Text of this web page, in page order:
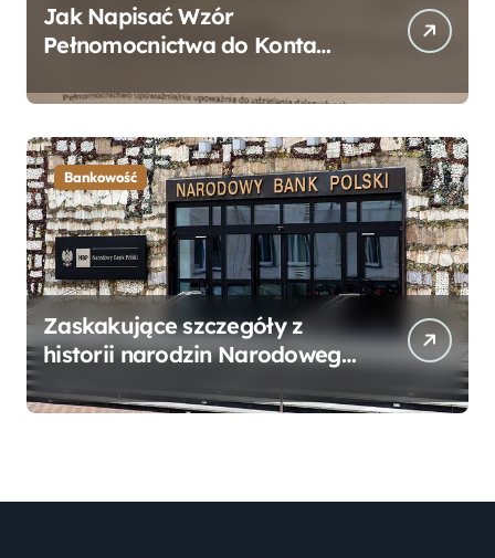
Jak Napisać Wzór
Pełnomocnictwa do Konta
Przewodnik
Bankowość
Zaskakujące szczegóły z
historii narodzin Narodowego
mogłeś nie wiedzieć